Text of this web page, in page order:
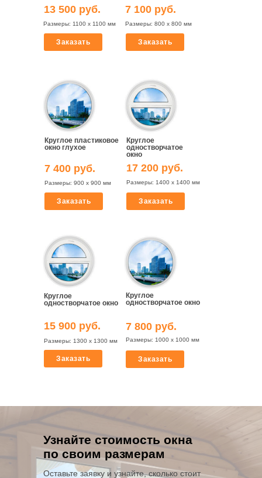
Круглое пластиковое
окно глухое
7 100 руб.
Размеры: 800 х 800 мм
Заказать
7 400 руб.
Размеры: 900 х 900 мм
Заказать
Круглое
одностворчатое окно
13 500 руб.
Размеры: 1100 х 1100 мм
Заказать
15 900 руб.
Размеры: 1300 х 1300 мм
Заказать
Круглое
одностворчатое окно
7 800 руб.
Размеры: 1000 х 1000 мм
Заказать
Круглое
одностворчатое
окно
17 200 руб.
Размеры: 1400 х 1400 мм
Заказать
Узнайте стоимость окна
по своим размерам
Оставьте заявку и узнайте, сколько стоит
+7(474) 220-95-24
Отдел продаж